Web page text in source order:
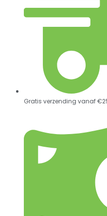
Gratis verzending vanaf